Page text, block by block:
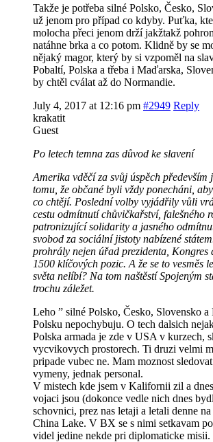
Takže je potřeba silné Polsko, Česko,
už jenom pro případ co kdyby. Puťka,
molocha přeci jenom drží jakžtakž
natáhne brka a co potom. Klidně by se
nějaký magor, který by si vzpoměl na
Pobaltí, Polska a třeba i Maďarska,
by chtěl cválat až do Normandie.
July 4, 2017 at 12:16 pm #2949 Reply
krakatit
Guest
Po letech temna zas důvod ke slavení
Amerika vděčí za svůj úspěch především
tomu, že občané byli vždy ponecháni,
co chtějí. Poslední volby vyjádřily vůli
cestu odmítnutí chůvičkařství, falešného
patronizující solidarity a jasného
svobod za sociální jistoty nabízené
prohrály nejen úřad prezidenta, Kongres
1500 klíčových pozic. A že se to vesměs
světa nelíbí? Na tom naštěstí Spojeným
trochu záležet.
Leho ” silné Polsko, Česko, Slovensko
Polsku nepochybuju. O tech dalsich
Polska armada je zde v USA v kurzech,
vycvikovych prostorech. Ti druzi velmi
pripade vubec ne. Mam moznost
vymeny, jednak personal.
V mistech kde jsem v Kalifornii zil a
vojaci jsou (dokonce vedle nich dnes
schovnici, prez nas letaji a letali denne
China Lake. V BX se s nimi setkavam
videl jedine nekde pri diplomaticke misii.